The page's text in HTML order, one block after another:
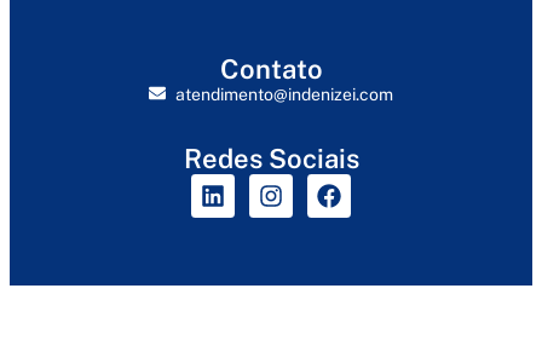
Contato
atendimento@indenizei.com
Redes Sociais